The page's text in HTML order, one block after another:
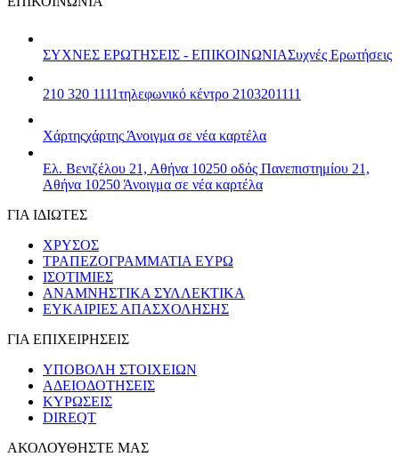
ΣΥΧΝΕΣ ΕΡΩΤΗΣΕΙΣ - ΕΠΙΚΟΙΝΩΝΙΑΣυχνές Ερωτήσεις
210 320 1111τηλεφωνικό κέντρο 2103201111
Χάρτηςχάρτης Άνοιγμα σε νέα καρτέλα
Ελ. Βενιζέλου 21, Αθήνα 10250 οδός Πανεπιστημίου 21,
Αθήνα 10250 Άνοιγμα σε νέα καρτέλα
ΓΙΑ ΙΔΙΩΤΕΣ
ΧΡΥΣΟΣ
ΤΡΑΠΕΖΟΓΡΑΜΜΑΤΙΑ ΕΥΡΩ
ΙΣΟΤΙΜΙΕΣ
ΑΝΑΜΝΗΣΤΙΚΑ ΣΥΛΛΕΚΤΙΚΑ
ΕΥΚΑΙΡΙΕΣ ΑΠΑΣΧΟΛΗΣΗΣ
ΓΙΑ ΕΠΙΧΕΙΡΗΣΕΙΣ
ΥΠΟΒΟΛΗ ΣΤΟΙΧΕΙΩΝ
ΑΔΕΙΟΔΟΤΗΣΕΙΣ
ΚΥΡΩΣΕΙΣ
DIREQT
ΑΚΟΛΟΥΘΗΣΤΕ ΜΑΣ